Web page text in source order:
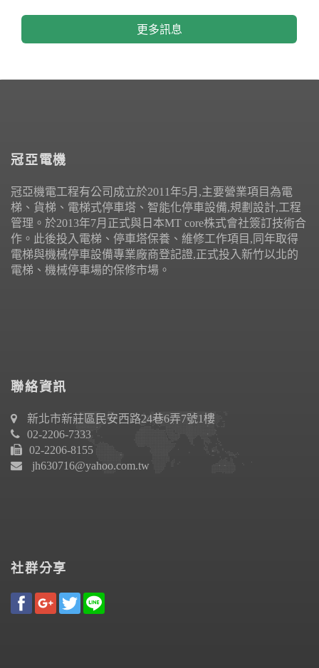
更多訊息
冠亞電機
冠亞機電工程有公司成立於2011年5月,主要營業項目為電
梯、貨梯、電梯式停車塔、智能化停車設備,規劃設計,工程
管理。於2013年7月正式與日本MT core株式會社簽訂技術合
作。此後投入電梯、停車塔保養、維修工作項目,同年取得
電梯與機械停車設備專業廠商登記證,正式投入新竹以北的
電梯、機械停車場的保修市場。
聯絡資訊
新北市新莊區民安西路24巷6弄7號1樓
02-2206-7333
02-2206-8155
jh630716@yahoo.com.tw
社群分享